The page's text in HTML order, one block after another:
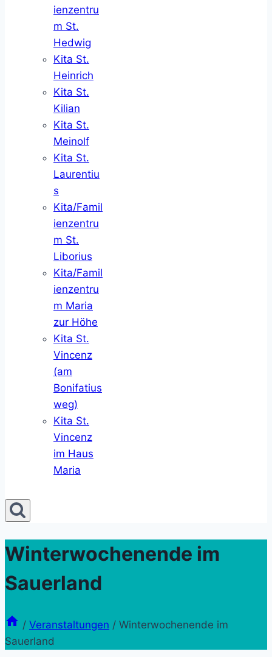
ienzentru
m St.
Hedwig
Kita St.
Heinrich
Kita St.
Kilian
Kita St.
Meinolf
Kita St.
Laurentiu
s
Kita/Famil
ienzentru
m St.
Liborius
Kita/Famil
ienzentru
m Maria
zur Höhe
Kita St.
Vincenz
(am
Bonifatius
weg)
Kita St.
Vincenz
im Haus
Maria
Winterwochenende im
Sauerland
/ Veranstaltungen / Winterwochenende im
Sauerland